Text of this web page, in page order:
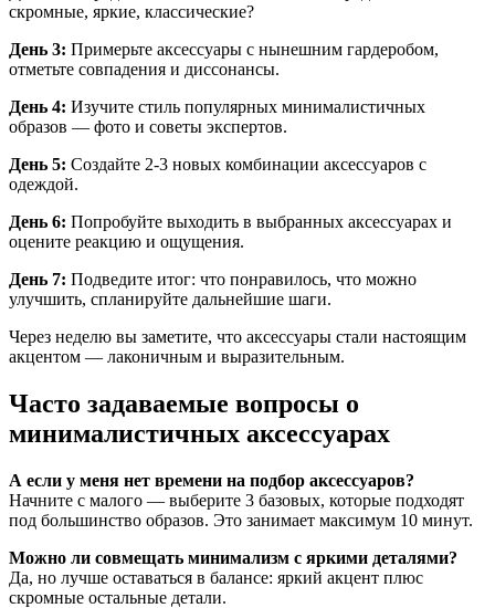
скромные, яркие, классические?
День 3: Примерьте аксессуары с нынешним гардеробом,
отметьте совпадения и диссонансы.
День 4: Изучите стиль популярных минималистичных
образов — фото и советы экспертов.
День 5: Создайте 2-3 новых комбинации аксессуаров с
одеждой.
День 6: Попробуйте выходить в выбранных аксессуарах и
оцените реакцию и ощущения.
День 7: Подведите итог: что понравилось, что можно
улучшить, спланируйте дальнейшие шаги.
Через неделю вы заметите, что аксессуары стали настоящим
акцентом — лаконичным и выразительным.
Часто задаваемые вопросы о
минималистичных аксессуарах
А если у меня нет времени на подбор аксессуаров?
Начните с малого — выберите 3 базовых, которые подходят
под большинство образов. Это занимает максимум 10 минут.
Можно ли совмещать минимализм с яркими деталями?
Да, но лучше оставаться в балансе: яркий акцент плюс
скромные остальные детали.